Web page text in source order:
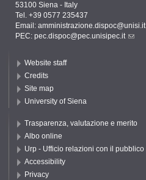
53100 Siena - Italy
Tel. +39 0577 235437
Email: amministrazione.dispoc@unisi.it
PEC: pec.dispoc@pec.unisipec.it
Website staff
Credits
Site map
University of Siena
Trasparenza, valutazione e merito
Albo online
Urp - Ufficio relazioni con il pubblico
Accessibility
Privacy